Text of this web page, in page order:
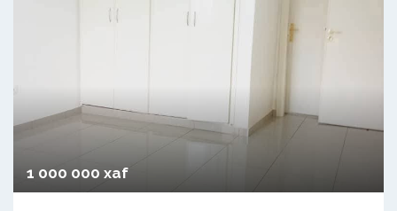
1 000 000 xaf